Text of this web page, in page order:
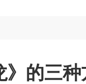
》的三种